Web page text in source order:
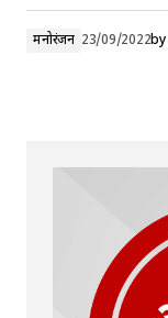
मनोरंजन 23/09/2022by